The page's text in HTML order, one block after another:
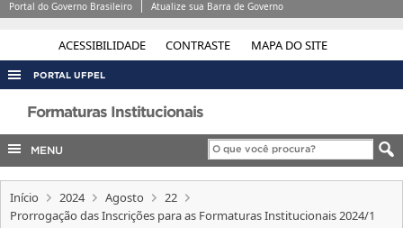
ACESSIBILIDADE CONTRASTE MAPA DO SITE
Portal do Governo Brasileiro Atualize sua Barra de Governo
PORTAL UFPEL
ACESSO À INFORMAÇÃO
AUDITORIA
COBALTO
CONCURSOS
Formaturas Institucionais
MENU
Início 2024 Agosto
22
Prorrogação das Inscrições para as Formaturas Institucionais 2024/1